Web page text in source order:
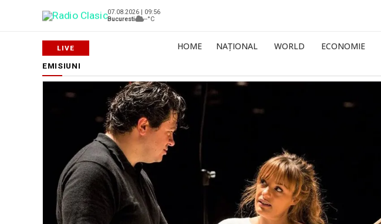
07.08.2026 | 09:56
Bucuresti
--°C
HOME NAȚIONAL WORLD ECONOMIE
EMISIUNI